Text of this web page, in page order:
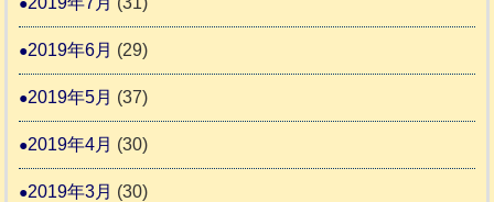
2019年6月 (29)
2019年5月 (37)
2019年4月 (30)
2019年3月 (30)